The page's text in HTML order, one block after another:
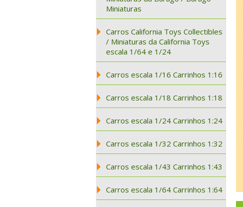
Miniaturas
Carros California Toys Collectibles
/ Miniaturas da California Toys
escala 1/64 e 1/24
Carros escala 1/16 Carrinhos 1:16
Carros escala 1/18 Carrinhos 1:18
Carros escala 1/24 Carrinhos 1:24
Carros escala 1/32 Carrinhos 1:32
Carros escala 1/43 Carrinhos 1:43
Carros escala 1/64 Carrinhos 1:64